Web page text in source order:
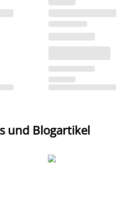
und Blogartikel